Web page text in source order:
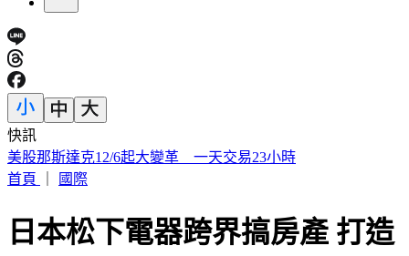
快訊
美股那斯達克12/6起大變革 一天交易23小時
首頁
國際
日本松下電器跨界搞房產 打造